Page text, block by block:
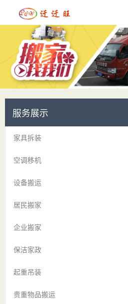
服务展示
家具拆装
空调移机
设备搬运
居民搬家
企业搬家
保洁家政
起重吊装
贵重物品搬运